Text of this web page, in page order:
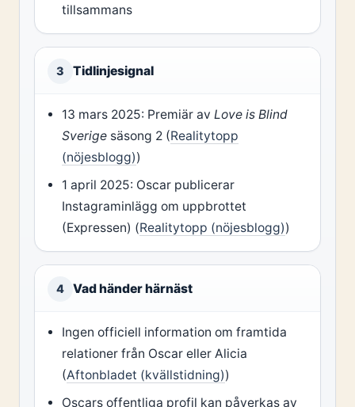
tillsammans
3 Tidlinjesignal
13 mars 2025: Premiär avLove is Blind
Sverige säsong 2 (Realitytopp
(nöjesblogg))
1 april 2025: Oscar publicerar
Instagraminlägg om uppbrottet
(Expressen) (Realitytopp (nöjesblogg))
4 Vad händer härnäst
Ingen officiell information om framtida
relationer från Oscar eller Alicia
(Aftonbladet (kvällstidning))
Oscars offentliga profil kan påverkas av